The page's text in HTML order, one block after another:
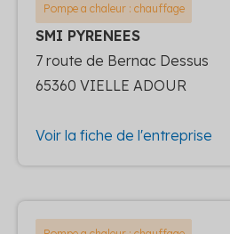
Pompe a chaleur : chauffage
SMI PYRENEES
7 route de Bernac Dessus
65360 VIELLE ADOUR
Voir la fiche de l'entreprise